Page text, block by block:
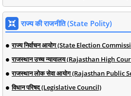
राज्य की राजनीति (State Polity)
राज्य निर्वाचन आयोग (State Election
राजस्थान उच्च न्यायालय (Rajasthan High
राजस्थान लोक सेवा आयोग (Rajasthan Public
विधान परिषद (Legislative Council)